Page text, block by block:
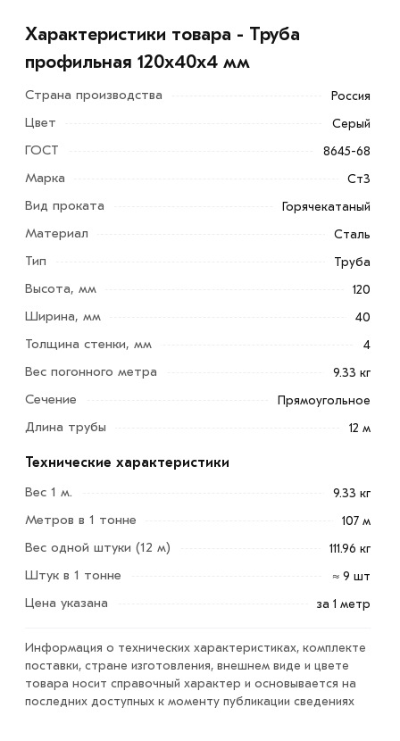
Труба профильная 120х40x4 мм из стали 1-3
изготавливается из стального листа методом
профилирования. Это позволяет получить прочное и
Это незаменимый элемент, используемый в различных
областях строительства. Длина составляет 12 метров -
это позволяет использовать ее для создания
конструкций разной протяженности. Отличное
качество стали делает ее стойкой и прочной к высоким
Для приобретения данной позиции, кликните мышкой
«Быстрый заказ». Также можете купить позвонив по
контактам указанным на сайте.
Условия доставки и цены на товар Труба профильная
Характеристики товара - Труба
профильная 120х40x4 мм
Страна производства Россия
Цвет Серый
ГОСТ 8645-68
Марка Ст3
Вид проката Горячекатаный
Материал Сталь
Тип Труба
Высота, мм 120
Ширина, мм 40
Толщина стенки, мм 4
Вес погонного метра 9.33 кг
Сечение Прямоугольное
Длина трубы 12 м
Технические характеристики
Вес 1 м.
9.33 кг
Метров в 1 тонне 107 м
Вес одной штуки (12 м) 111.96 кг
Штук в 1 тонне ≈ 9 шт
Цена указана за 1 метр
Информация о технических характеристиках, комплекте
поставки, стране изготовления, внешнем виде и цвете
товара носит справочный характер и основывается на
последних доступных к моменту публикации сведениях